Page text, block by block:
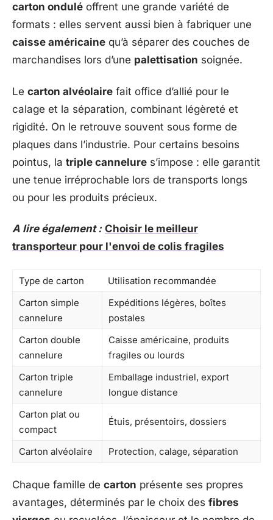
carton ondulé offrent une grande variété de
formats : elles servent aussi bien à fabriquer une
caisse américaine qu’à séparer des couches de
marchandises lors d’une palettisation soignée.
Le carton alvéolaire fait office d’allié pour le
calage et la séparation, combinant légèreté et
rigidité. On le retrouve souvent sous forme de
plaques dans l’industrie. Pour certains besoins
pointus, la triple cannelure s’impose : elle garantit
une tenue irréprochable lors de transports longs
ou pour les produits précieux.
A lire également : Choisir le meilleur
transporteur pour l'envoi de colis fragiles
Type de carton
Utilisation recommandée
Carton simple
cannelure
Expéditions légères, boîtes
postales
Carton double
cannelure
Caisse américaine, produits
fragiles ou lourds
Carton triple
cannelure
Emballage industriel, export
longue distance
Carton plat ou
compact
Étuis, présentoirs, dossiers
Carton alvéolaire Protection, calage, séparation
Chaque famille de carton présente ses propres
avantages, déterminés par le choix des fibres